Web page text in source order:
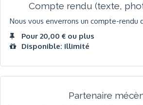
Compte rendu (texte,
Nous vous enverrons un compte-rendu
Pour 20,00 € ou plus
Disponible: Illimité
Partenaire